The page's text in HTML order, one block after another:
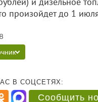
произойдет до
В СОЦСЕТЯХ:
Сообщить